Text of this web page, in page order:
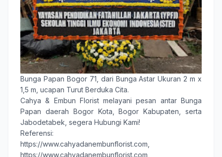
Bunga Papan Bogor 71 , dari Bunga Astar Ukuran 2 m x
1,5 m, ucapan Turut Berduka Cita.
Cahya & Embun Floristmelayani pesan antarBunga
Papan daerah Bogor Kota ,Bogor Kabupaten , serta
Jabodetabek, segera Hubungi Kami!
Referensi:
https://www.cahyadanembunflorist.com,
https://www.cahyadanembunflorist.com,